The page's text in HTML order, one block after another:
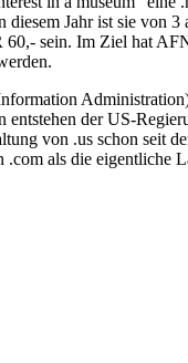
Jahr ist sie von 3
sein. Im Ziel hat
der US-
von .us schon seit
als die eigentliche